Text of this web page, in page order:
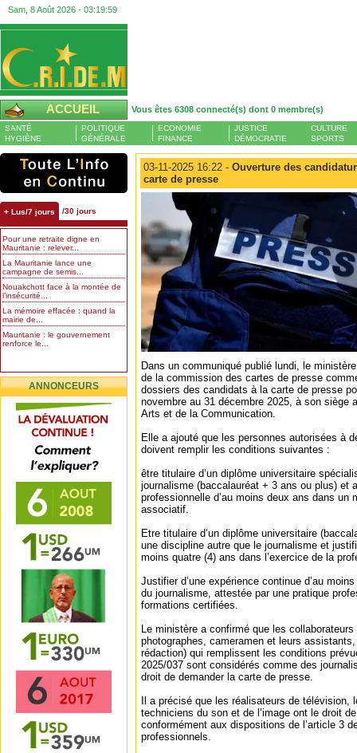
Sam, 8 Août 2026 - 03:20:00
ACCUEIL Vous êtes 6308 connecté(s) dont 0 membre(s)
SANTÉ
HYGIÈNE
POLITIQUE
GÉNÉRALE
ECONOMIE
FINANCE
JUSTICE
DÉMOCRATIE
CULTURE
SPORTS
+ Lus/7 jours /30 jours
Pour une retraite digne en
Mauritanie : relever...
La Mauritanie lance une
campagne de semis...
Nouakchott face à la montée de
l’insécurité...
La mémoire effacée : quand la
mairie de...
Mauritanie : le gouvernement
renforce le...
ANNONCEURS
03-11-2025 16:22 - Ouverture des
carte de presse
Dans un communiqué publié lundi, le
de la commission des cartes de presse
dossiers des candidats à la carte de presse
novembre au 31 décembre 2025, à son siège
Arts et de la Communication.
Elle a ajouté que les personnes autorisées à
doivent remplir les conditions suivantes :
être titulaire d’un diplôme universitaire
journalisme (baccalauréat + 3 ans ou plus) et
professionnelle d’au moins deux ans dans un
associatif.
Etre titulaire d’un diplôme universitaire
une discipline autre que le journalisme et
moins quatre (4) ans dans l’exercice de la
Justifier d’une expérience continue d’au
du journalisme, attestée par une pratique
formations certifiées.
Le ministère a confirmé que les
photographes, cameramen et leurs
rédaction) qui remplissent les conditions
2025/037 sont considérés comme des
droit de demander la carte de presse.
Il a précisé que les réalisateurs de télévision,
techniciens du son et de l’image ont le droit
conformément aux dispositions de l’article 3
professionnels.